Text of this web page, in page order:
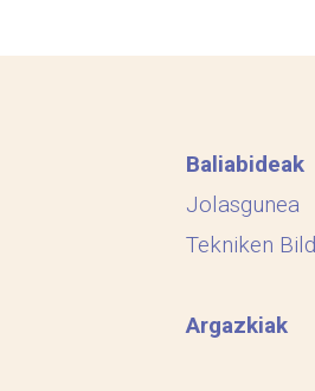
Baliabideak
Jolasgunea
Tekniken
Argazkiak